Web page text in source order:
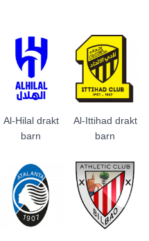
Al-Hilal drakt
barn
Al-Ittihad drakt
barn